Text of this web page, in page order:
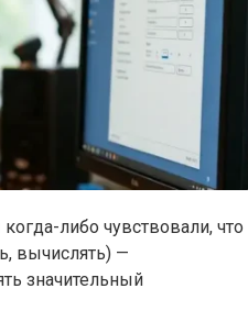
либо чувствовали, что
вычислять) —
значительный